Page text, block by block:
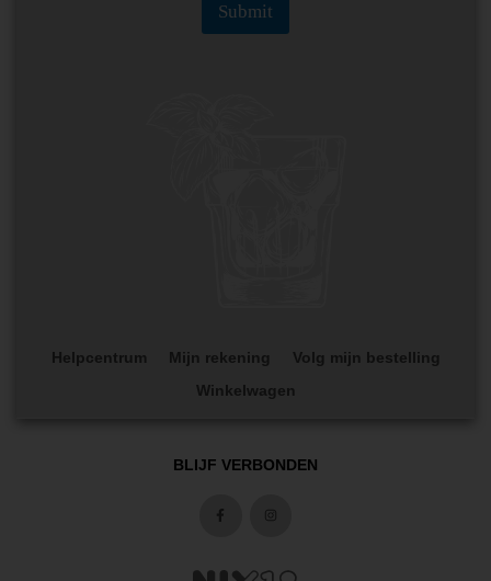
a
m
Submit
Helpcentrum Mijn rekening
Volg mijn bestelling
Winkelwagen
BLIJF VERBONDEN